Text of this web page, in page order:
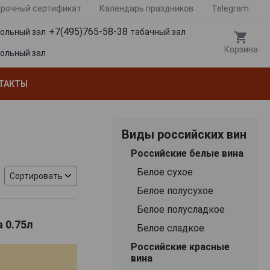
сертификат Календарь праздников Telegram
зал +7(495)765-58-38 табачный зал
зал Корзина
Сортировать
0.75л
Виды российских вин
Российские белые вина
Белое сухое
Белое полусухое
Белое полусладкое
Белое сладкое
Российские красные
вина